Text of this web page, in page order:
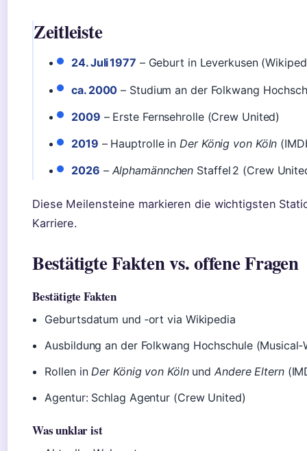
Zeitleiste
24. Juli 1977 – Geburt in Leverkusen
ca. 2000 – Studium an der Folkwang
2009 – Erste Fernsehrolle (Crew United)
2019 – Hauptrolle in Der König von Köln
2026 – Alphamännchen Staffel 2 (Crew
Diese Meilensteine markieren die wichtigsten
Karriere.
Bestätigte Fakten vs. offene Fragen
Bestätigte Fakten
Geburtsdatum und ‑ort via Wikipedia
Ausbildung an der Folkwang Hochschule
Rollen in Der König von KölnundAndere Eltern
Agentur: Schlag Agentur (Crew United)
Was unklar ist